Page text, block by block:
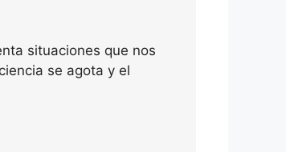
situaciones que nos
se agota y el